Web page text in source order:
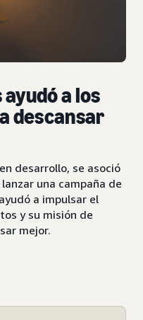
a los
descansar
desarrollo, se asoció
una campaña de
a impulsar el
y su misión de
mejor.